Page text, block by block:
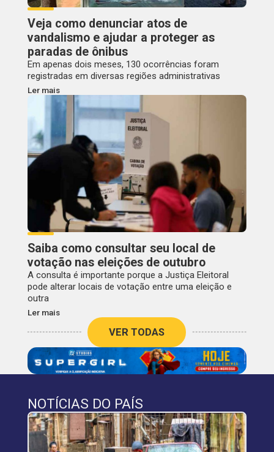
Veja como denunciar atos de
vandalismo e ajudar a proteger as
paradas de ônibus
Em apenas dois meses, 130 ocorrências foram
registradas em diversas regiões administrativas
Ler mais
Saiba como consultar seu local de
votação nas eleições de outubro
A consulta é importante porque a Justiça Eleitoral
pode alterar locais de votação entre uma eleição e
outra
Ler mais
VER TODAS
NOTÍCIAS DO PAÍS